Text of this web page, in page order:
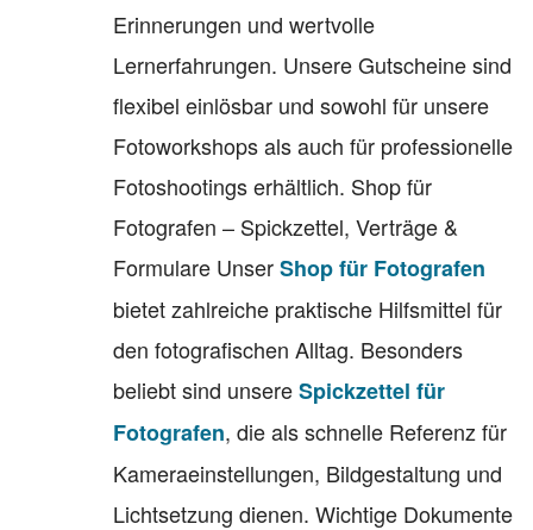
Erinnerungen und wertvolle
Lernerfahrungen. Unsere Gutscheine sind
flexibel einlösbar und sowohl für unsere
Fotoworkshops als auch für professionelle
Fotoshootings erhältlich. Shop für
Fotografen – Spickzettel, Verträge &
Formulare UnserShop für Fotografen
bietet zahlreiche praktische Hilfsmittel für
den fotografischen Alltag. Besonders
beliebt sind unsereSpickzettel für
Fotografen, die als schnelle Referenz für
Kameraeinstellungen, Bildgestaltung und
Lichtsetzung dienen. Wichtige Dokumente